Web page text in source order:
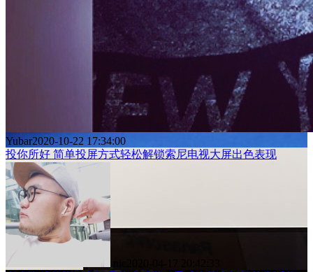
Yubar2020-10-22 17:34:00
投你所好 简单投屏方式轻松解锁索尼电视大屏出色表现